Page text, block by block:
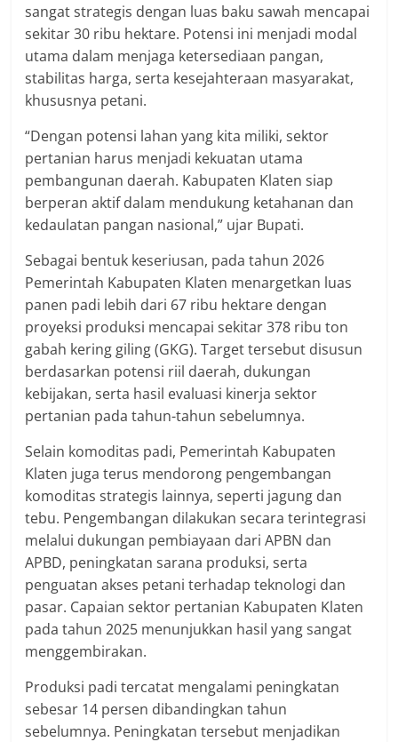
sangat strategis dengan luas baku sawah mencapai
sekitar 30 ribu hektare. Potensi ini menjadi modal
utama dalam menjaga ketersediaan pangan,
stabilitas harga, serta kesejahteraan masyarakat,
khususnya petani.
“Dengan potensi lahan yang kita miliki, sektor
pertanian harus menjadi kekuatan utama
pembangunan daerah. Kabupaten Klaten siap
berperan aktif dalam mendukung ketahanan dan
kedaulatan pangan nasional,” ujar Bupati.
Sebagai bentuk keseriusan, pada tahun 2026
Pemerintah Kabupaten Klaten menargetkan luas
panen padi lebih dari 67 ribu hektare dengan
proyeksi produksi mencapai sekitar 378 ribu ton
gabah kering giling (GKG). Target tersebut disusun
berdasarkan potensi riil daerah, dukungan
kebijakan, serta hasil evaluasi kinerja sektor
pertanian pada tahun-tahun sebelumnya.
Selain komoditas padi, Pemerintah Kabupaten
Klaten juga terus mendorong pengembangan
komoditas strategis lainnya, seperti jagung dan
tebu. Pengembangan dilakukan secara terintegrasi
melalui dukungan pembiayaan dari APBN dan
APBD, peningkatan sarana produksi, serta
penguatan akses petani terhadap teknologi dan
pasar. Capaian sektor pertanian Kabupaten Klaten
pada tahun 2025 menunjukkan hasil yang sangat
menggembirakan.
Produksi padi tercatat mengalami peningkatan
sebesar 14 persen dibandingkan tahun
sebelumnya. Peningkatan tersebut menjadikan